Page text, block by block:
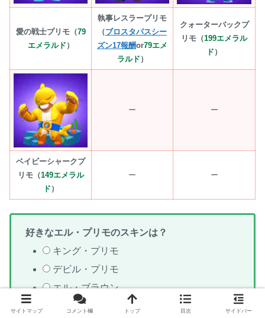
愛の戦士プリモ（79
エメラルド ）
執事レスラープリモ
（ブロスタパスシー
ズン17報酬or79エメ
ラルド ）
クォーターバックプ
リモ（199エメラル
ド ）
ー ー
ベイビーシャークプ
リモ（149エメラル
ド ）
ー ー
好きなエル・プリモのスキンは？
キング・プリモ
デビル・プリモ
エル・ブラウン
アトミック・プリモ
サイトマップ コメント欄 トップ 目次 サイドバー